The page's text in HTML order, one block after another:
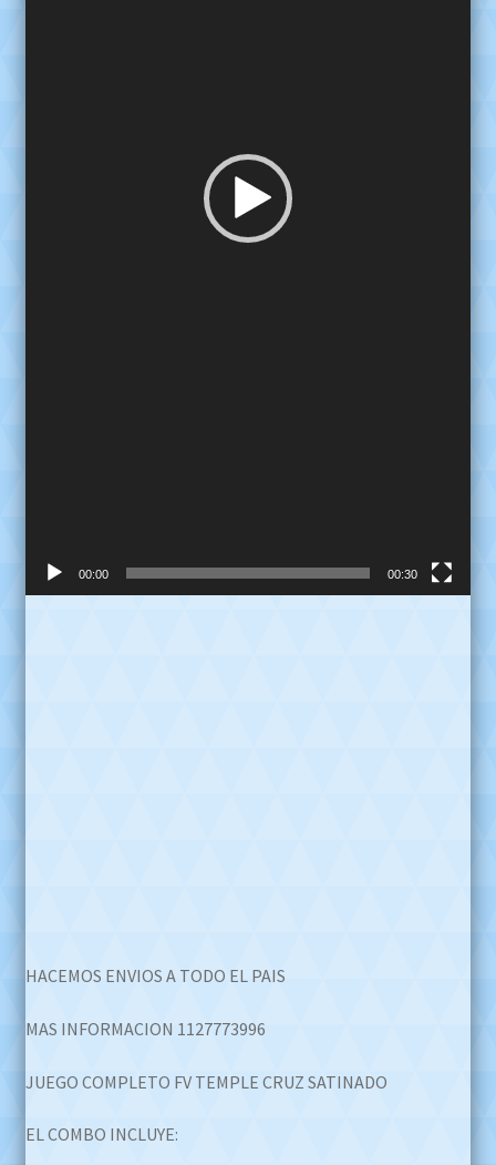
00:00 00:30
HACEMOS ENVIOS A TODO EL PAIS
MAS INFORMACION 1127773996
JUEGO COMPLETO FV TEMPLE CRUZ SATINADO
EL COMBO INCLUYE: